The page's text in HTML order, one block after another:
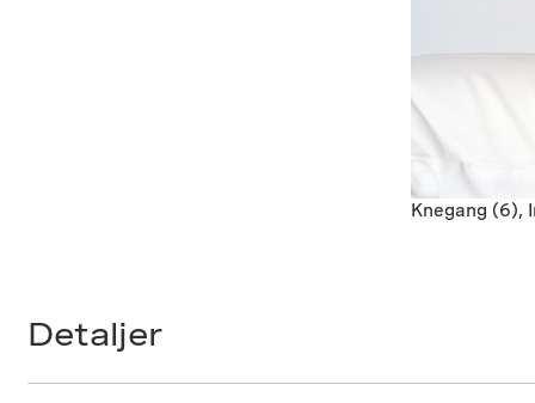
Knegang (6),
Detaljer